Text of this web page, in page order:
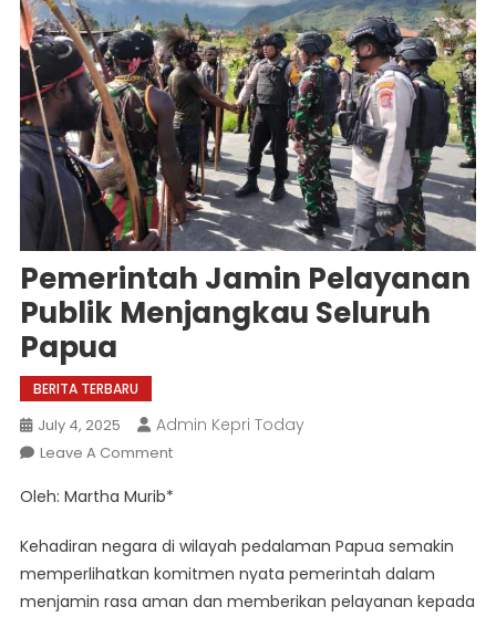
Pemerintah Jamin Pelayanan
Publik Menjangkau Seluruh
Papua
BERITA TERBARU
July 4, 2025 Admin Kepri Today
Leave A CommentOn
Publik
Menjangkau
Seluruh
Oleh: Martha Murib*
Kehadiran negara di wilayah pedalaman Papua semakin
memperlihatkan komitmen nyata pemerintah dalam
menjamin rasa aman dan memberikan pelayanan kepada